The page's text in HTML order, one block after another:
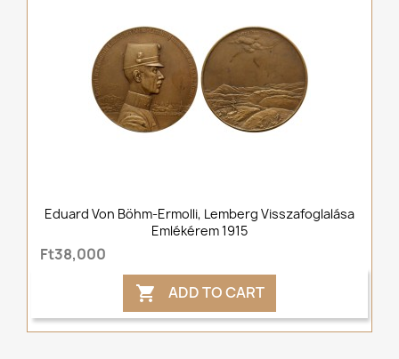
Eduard Von Böhm-Ermolli, Lemberg Visszafoglalása
Emlékérem 1915
Ft38,000
 ADD TO CART